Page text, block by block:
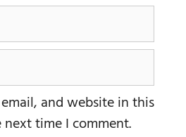
and website in this
time I comment.